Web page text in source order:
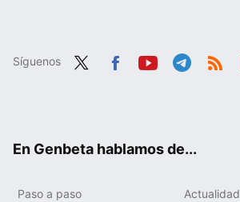
Síguenos
En Genbeta hablamos de...
Paso a paso Actualidad